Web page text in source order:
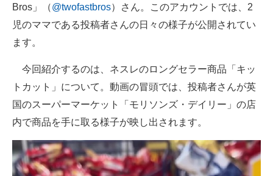
Bros」（@twofastbros）さん。このアカウントでは、2
児のママである投稿者さんの日々の様子が公開されてい
ます。
今回紹介するのは、ネスレのロングセラー商品「キッ
トカット」について。動画の冒頭では、投稿者さんが英
国のスーパーマーケット「モリソンズ・デイリー」の店
内で商品を手に取る様子が映し出されます。